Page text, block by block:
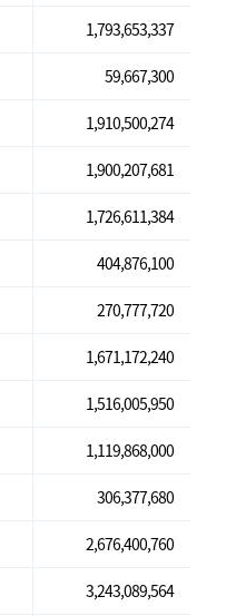
1,793,653,337
59,667,300
1,910,500,274
1,900,207,681
1,726,611,384
404,876,100
270,777,720
1,671,172,240
1,516,005,950
1,119,868,000
306,377,680
2,676,400,760
3,243,089,564